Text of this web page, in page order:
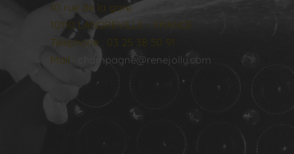
10 rue de la gare
10110 LANDREVILLE - FRANCE
Téléphone : 03 25 38 50 91
Mail :
champagne@renejolly.com